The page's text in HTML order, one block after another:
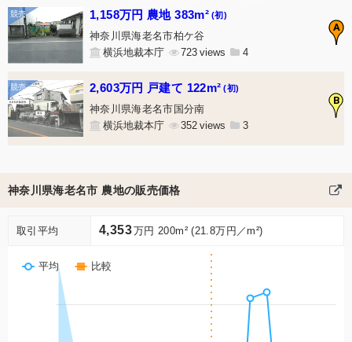
A
1,158万円 農地 383m² (初)
神奈川県海老名市柏ケ谷
横浜地裁本庁
723 4
B
2,603万円 戸建て 122m² (初)
神奈川県海老名市国分南
横浜地裁本庁
352 3
神奈川県海老名市 農地の販売価格
取引平均 4,353万円 200m² (21.8万円／m²)
平均 比較